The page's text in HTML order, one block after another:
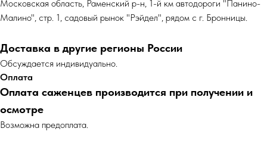
Московская область, Раменский р-н, 1-й км автодороги "Панино-
Малино", стр. 1, садовый рынок "Рэйдел", рядом с г. Бронницы.
Доставка в другие регионы России
Обсуждается индивидуально.
Оплата
Оплата саженцев производится при получении и
осмотре
Возможна предоплата.